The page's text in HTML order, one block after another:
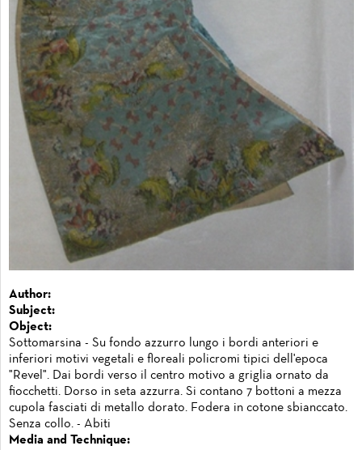
Author:
Subject:
Object:
Sottomarsina - Su fondo azzurro lungo i bordi anteriori e
inferiori motivi vegetali e floreali policromi tipici dell'epoca
"Revel". Dai bordi verso il centro motivo a griglia ornato da
fiocchetti. Dorso in seta azzurra. Si contano 7 bottoni a mezza
cupola fasciati di metallo dorato. Fodera in cotone sbianccato.
Senza collo. - Abiti
Media and Technique: